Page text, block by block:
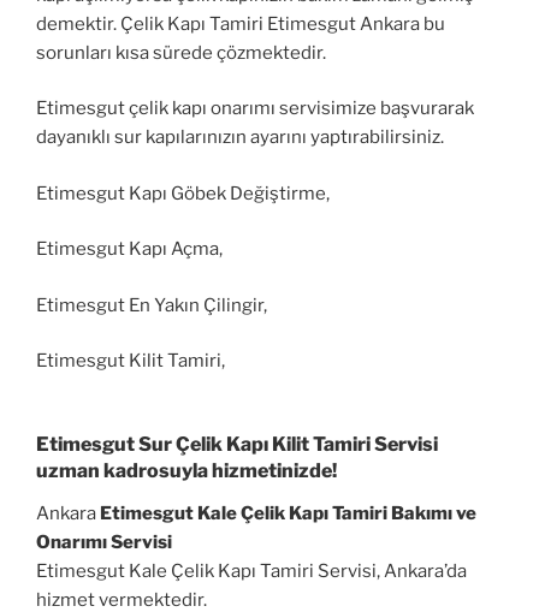
demektir. Çelik Kapı Tamiri Etimesgut Ankara bu
sorunları kısa sürede çözmektedir.
Etimesgut çelik kapı onarımı servisimize başvurarak
dayanıklı sur kapılarınızın ayarını yaptırabilirsiniz.
Etimesgut Kapı Göbek Değiştirme,
Etimesgut Kapı Açma,
Etimesgut En Yakın Çilingir,
Etimesgut Kilit Tamiri,
Etimesgut Sur Çelik Kapı Kilit Tamiri Servisi
uzman kadrosuyla hizmetinizde!
Ankara Etimesgut Kale Çelik Kapı Tamiri Bakımı ve
Onarımı Servisi
Etimesgut Kale Çelik Kapı Tamiri Servisi, Ankara’da
hizmet vermektedir.